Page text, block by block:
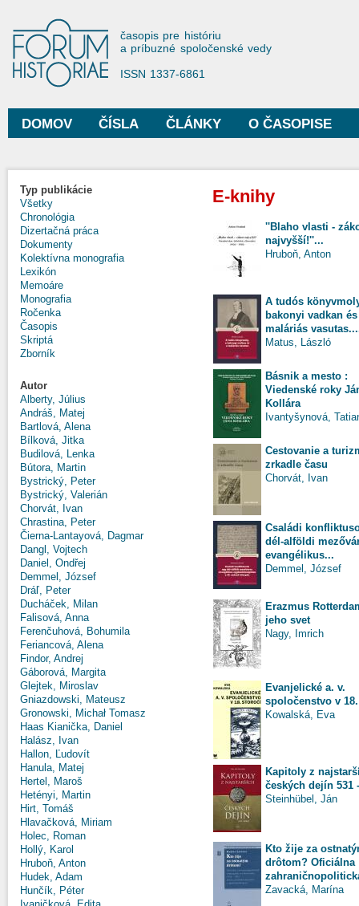
Forum Historiae
časopis pre históriu
a príbuzné spoločenské vedy
ISSN 1337-6861
Hlavné menu
DOMOV ČÍSLA ČLÁNKY O ČASOPISE
Typ publikácie
Všetky
Chronológia
Dizertačná práca
Dokumenty
Kolektívna monografia
Lexikón
Memoáre
Monografia
Ročenka
Časopis
Skriptá
Zborník
Autor
Alberty, Július
Andráš, Matej
Bartlová, Alena
Bílková, Jitka
Budilová, Lenka
Bútora, Martin
Bystrický, Peter
Bystrický, Valerián
Chorvát, Ivan
Chrastina, Peter
Čierna-Lantayová, Dagmar
Dangl, Vojtech
Daniel, Ondřej
Demmel, József
Dráľ, Peter
Ducháček, Milan
Falisová, Anna
Ferenčuhová, Bohumila
Feriancová, Alena
Findor, Andrej
Gáborová, Margita
Glejtek, Miroslav
Gniazdowski, Mateusz
Gronowski, Michał Tomasz
Haas Kianička, Daniel
Halász, Ivan
Hallon, Ľudovít
Hanula, Matej
Hertel, Maroš
Hetényi, Martin
Hirt, Tomáš
Hlavačková, Miriam
Holec, Roman
Hollý, Karol
Hruboň, Anton
Hudek, Adam
Hunčík, Péter
E-knihy
''Blaho vlasti -
najvyšší!''...
Hruboň, Anton
A tudós
bakonyi vadkan és
maláriás
Matus, László
Básnik a mesto :
Viedenské roky
Kollára
Ivantyšynová,
Cestovanie a
zrkadle času
Chorvát, Ivan
Családi
dél-alföldi
evangélikus...
Demmel, József
Erazmus
jeho svet
Nagy, Imrich
Evanjelické a. v.
spoločenstvo v
Kowalská, Eva
Kapitoly z
českých dejín 531
Steinhübel, Ján
Kto žije za
drôtom? Oficiálna
Zavacká, Marína